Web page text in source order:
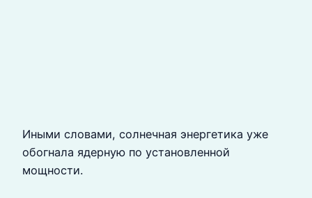
Иными словами, солнечная энергетика уже
обогнала ядерную по установленной
мощности.